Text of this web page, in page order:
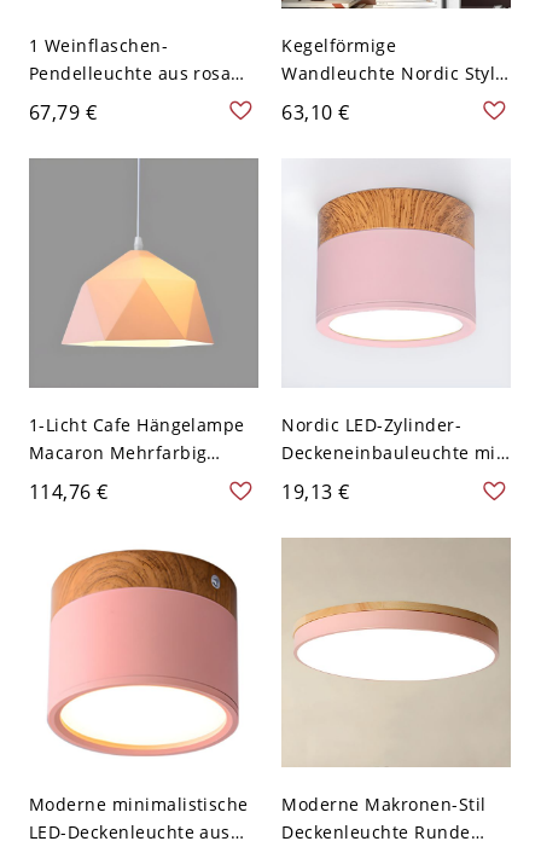
1 Weinflaschen-
Pendelleuchte aus rosa
Harz für Esszimmer
67,79 €
Kegelförmige
Wandleuchte Nordic Style
Metall 1-Licht Rosa für
Wohnzimmer
63,10 €
1-Licht Cafe Hängelampe
Macaron Mehrfarbig
Pendelleuchte mit
geometrischem
25,4 cm Rosa
114,76 €
Nordic LED-Zylinder-
Deckeneinbauleuchte mit
Holzmaserung - Rosa
110V-120V Weißlicht
19,13 €
Moderne minimalistische
LED-Deckenleuchte aus
Moderne Makronen-Stil
Deckenleuchte Runde